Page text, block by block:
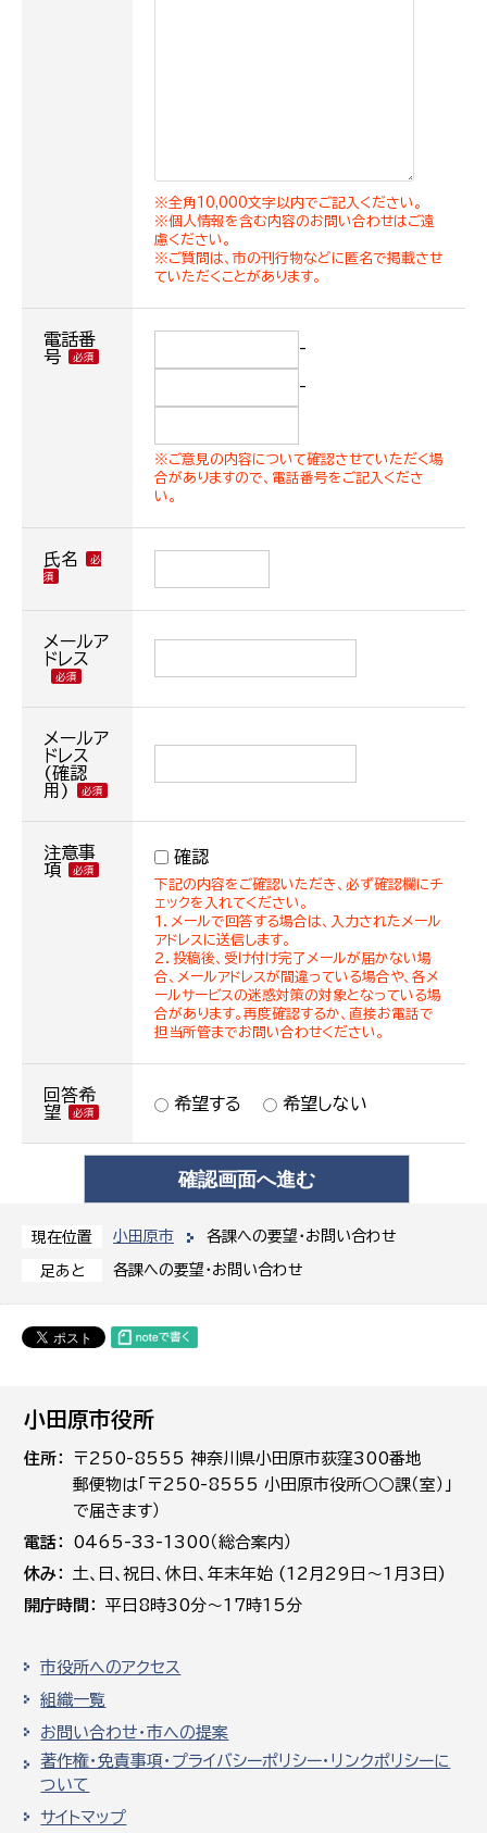
現在位置 小田原市 各課への要望・お問い合わせ
足あと 各課への要望・お問い合わせ
※全角10,000文字以内でご記入ください。
※個人情報を含む内容のお問い合わせはご遠
慮ください。
※ご質問は、市の刊行物などに匿名で掲載させ
ていただくことがあります。
電話番
号
-
-
※ご意見の内容について確認させていただく場
合がありますので、電話番号をご記入くださ
い。
氏名
メールア
ドレス
メールア
ドレス
(確認
用)
注意事
項
確認
下記の内容をご確認いただき、必ず確認欄にチ
ェックを入れてください。
１．メールで回答する場合は、入力されたメール
アドレスに送信します。
２．投稿後、受け付け完了メールが届かない場
合、メールアドレスが間違っている場合や、各メ
ールサービスの迷惑対策の対象となっている場
合があります。再度確認するか、直接お電話で
担当所管までお問い合わせください。
回答希
望
希望する 希望しない
小田原市役所
住所
〒250-8555 神奈川県小田原市荻窪300番地
郵便物は「〒250-8555 小田原市役所○○課（室）」
で届きます）
電話
0465-33-1300（総合案内）
休み
土､日､祝日、休日、年末年始 (12月29日～1月3日)
開庁時間
平日8時30分～17時15分
市役所へのアクセス
組織一覧
お問い合わせ・市への提案
著作権・免責事項・プライバシーポリシー・リンクポリシーに
ついて
サイトマップ